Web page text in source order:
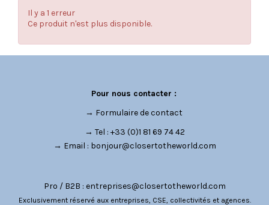
Il y a 1 erreur
Ce produit n'est plus disponible.
Pour nous contacter :
→ Formulaire de contact
→ Tel : +33 (0)1 81 69 74 42
→ Email : bonjour@closertotheworld.com
Pro / B2B : entreprises@closertotheworld.com
Exclusivement réservé aux entreprises, CSE, collectivités et agences.